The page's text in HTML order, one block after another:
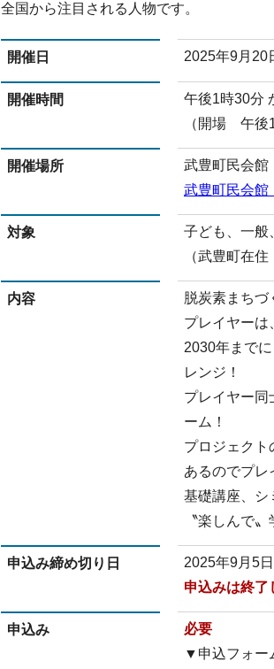
全国から注目される人物です。
開催日 2025年9月20
開催時間
午後1時30分
（開場 午後
開催場所
武豊町民会
武豊町民会館
対象
子ども、一般
（武豊町在
内容
脱炭素まちづ
プレイヤーは
2030年まで
レンジ！
プレイヤー同
ーム！
プロジェクト
あるのでプレ
基礎講座、シ
〝楽しんで
申込み締め切り日
2025年9月5日
申込みは終了
申込み
必要
▼申込フォー